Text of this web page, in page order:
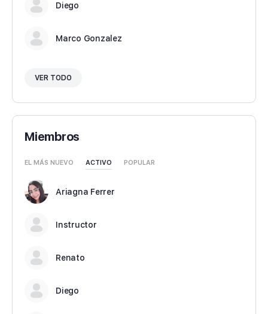
Diego
Marco Gonzalez
VER TODO
Miembros
EL MÁS NUEVO ACTIVO POPULAR
Ariagna Ferrer
Instructor
Renato
Diego